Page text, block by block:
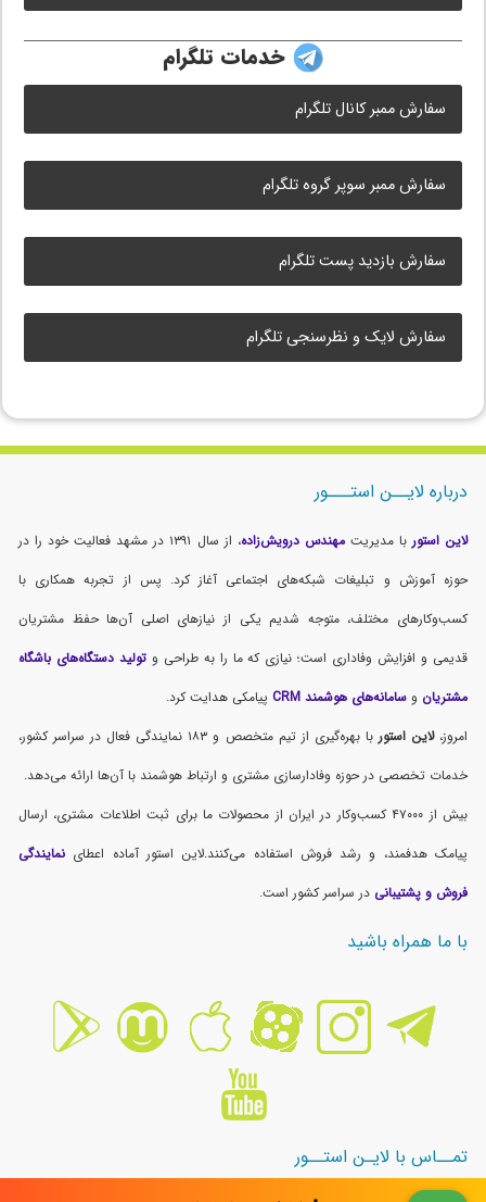
خدمات تلگرام
سفارش ممبر کانال تلگرام
سفارش ممبر سوپر گروه تلگرام
سفارش بازدید پست تلگرام
سفارش لایک و نظرسنجی تلگرام